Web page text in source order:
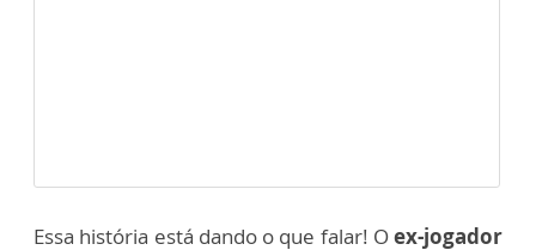
Essa história está dando o que falar! Oex-jogador